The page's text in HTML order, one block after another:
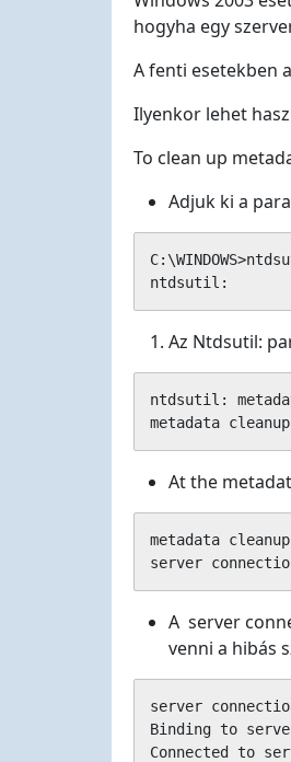
hogyha egy
A fenti esetekben
Ilyenkor lehet
To clean up
Adjuk ki a
ntdsutil:
Az Ntdsutil:
ntdsutil:
metadata
At the
metadata
server
A server
venni a hibás
server
Binding to
Connected to